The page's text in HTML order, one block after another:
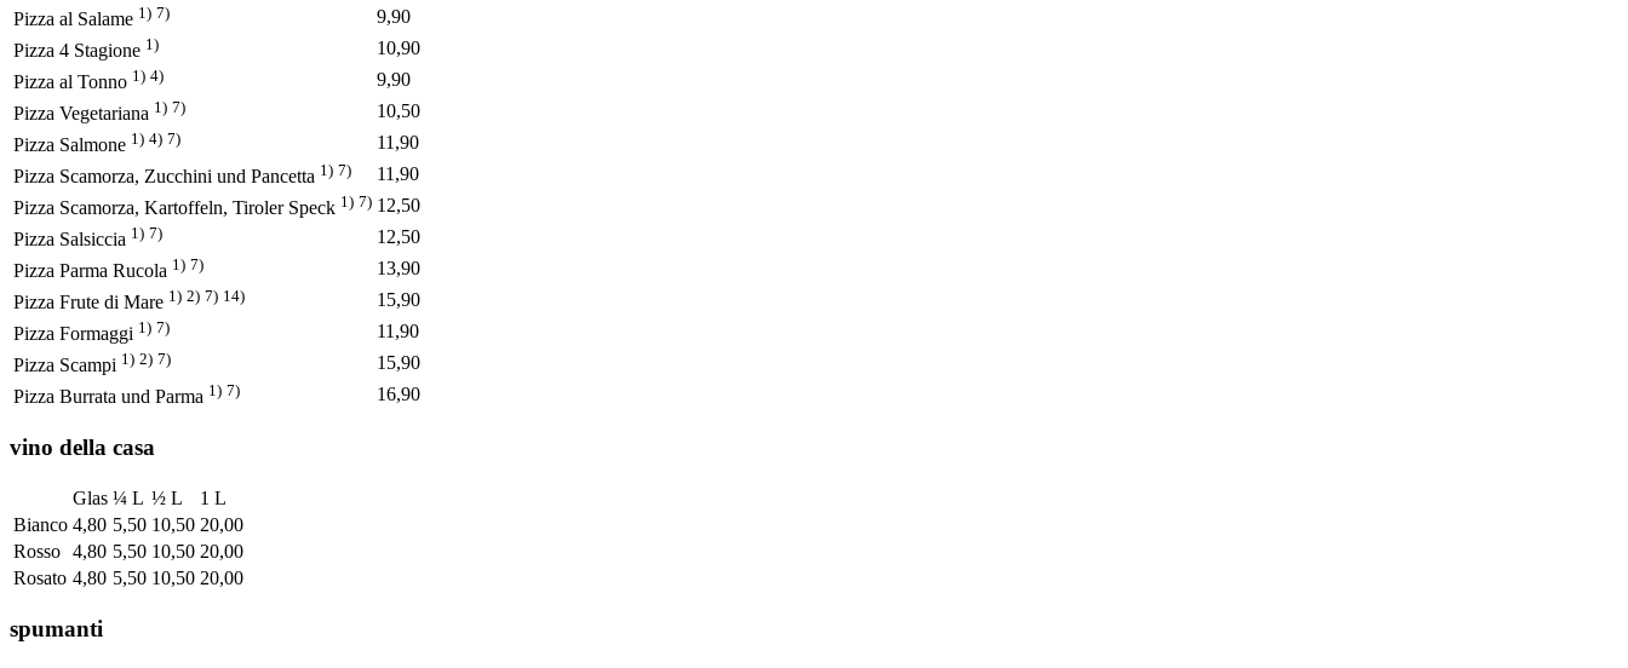
Pizza al Salame 1) 7)
9,90
Pizza 4 Stagione 1)
10,90
Pizza al Tonno 1) 4)
9,90
Pizza Vegetariana 1) 7)
10,50
Pizza Salmone 1) 4) 7)
11,90
Pizza Scamorza, Zucchini und Pancetta 1) 7)
11,90
Pizza Scamorza, Kartoffeln, Tiroler Speck 1) 7) 12,50
Pizza Salsiccia 1) 7)
12,50
Pizza Parma Rucola 1) 7)
13,90
Pizza Frute di Mare 1) 2) 7) 14)
15,90
Pizza Formaggi 1) 7)
11,90
Pizza Scampi 1) 2) 7)
15,90
Pizza Burrata und Parma 1) 7) 16,90
vino della casa
Glas ¼ L ½ L
1 L
Bianco 4,80 5,50 10,50 20,00
Rosso 4,80 5,50 10,50 20,00
Rosato 4,80 5,50 10,50 20,00
spumanti